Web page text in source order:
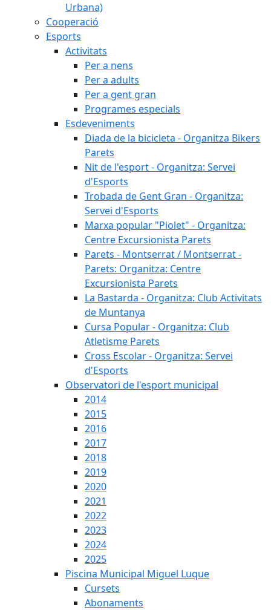
Urbana)
Cooperació
Esports
Activitats
Per a nens
Per a adults
Per a gent gran
Programes especials
Esdeveniments
Diada de la bicicleta - Organitza Bikers
Parets
Nit de l'esport - Organitza: Servei
d'Esports
Trobada de Gent Gran - Organitza:
Servei d'Esports
Marxa popular "Piolet" - Organitza:
Centre Excursionista Parets
Parets - Montserrat / Montserrat -
Parets: Organitza: Centre
Excursionista Parets
La Bastarda - Organitza: Club Activitats
de Muntanya
Cursa Popular - Organitza: Club
Atletisme Parets
Cross Escolar - Organitza: Servei
d'Esports
Observatori de l'esport municipal
2014
2015
2016
2017
2018
2019
2020
2021
2022
2023
2024
2025
Piscina Municipal Miguel Luque
Cursets
Abonaments